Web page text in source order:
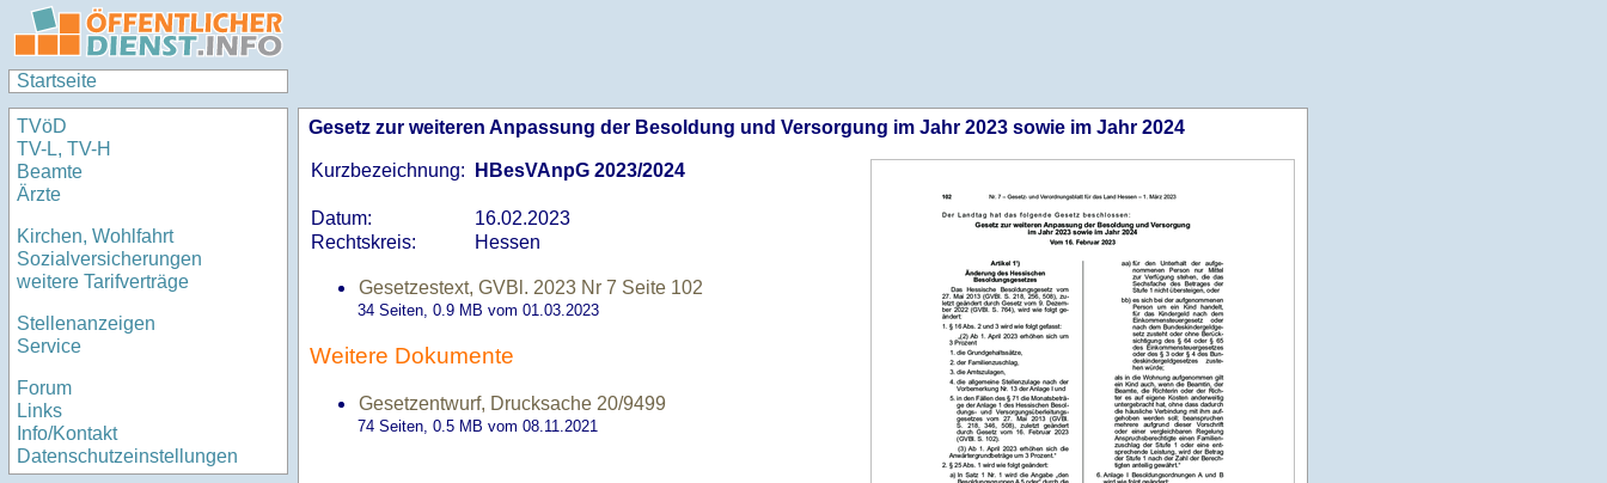
Startseite
TVöD
TV-L, TV-H
Beamte
Ärzte
Kirchen, Wohlfahrt
Sozialversicherungen
weitere Tarifverträge
Stellenanzeigen
Service
Forum
Links
Info/Kontakt
Datenschutzeinstellungen
Gesetz zur weiteren Anpassung der Besoldung und Versorgung im Jahr 2023 sowie im Jahr 2024
Kurzbezeichnung: HBesVAnpG 2023/2024
Datum:
16.02.2023
Rechtskreis:
Hessen
Gesetzestext, GVBl. 2023 Nr 7 Seite 102
34 Seiten, 0.9 MB vom 01.03.2023
Weitere Dokumente
Gesetzentwurf, Drucksache 20/9499
74 Seiten, 0.5 MB vom 08.11.2021